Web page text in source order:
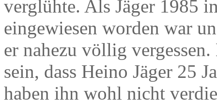
verglühte. Als Jäger 1985
eingewiesen worden war
er nahezu völlig
sein, dass Heino Jäger 25
haben ihn wohl nicht